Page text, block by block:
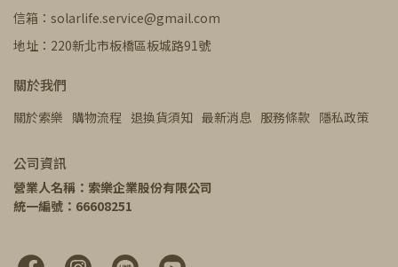
信箱：solarlife.service@gmail.com
地址：220新北市板橋區板城路91號
關於我們
關於索樂 購物流程 退換貨須知 最新消息 服務條款 隱私政策
公司資訊
營業人名稱：索樂企業股份有限公司
統一編號：66608251